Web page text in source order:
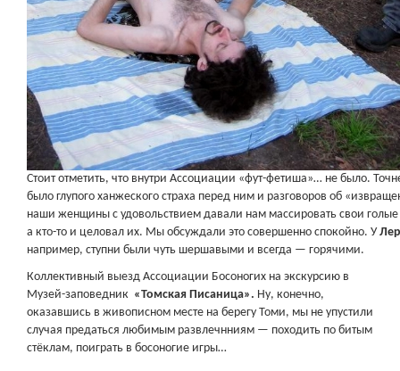
Стоит отметить, что внутри Ассоциации «фут-фетиша»… не было.
было глупого ханжеского страха перед ним и разговоров об
наши женщины с удовольствием давали нам массировать свои голые
а кто-то и целовал их. Мы обсуждали это совершенно спокойно. У
например, ступни были чуть шершавыми и всегда — горячими.
Коллективный выезд Ассоциации Босоногих на экскурсию в
Музей-заповедник «Томская Писаница». Ну, конечно,
оказавшись в живописном месте на берегу Томи, мы не упустили
случая предаться любимым развлечнниям — походить по битым
стёклам, поиграть в босоногие игры…